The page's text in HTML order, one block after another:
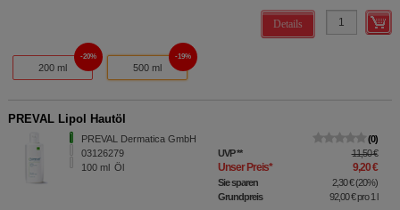
Details
200 ml
20%
500 ml
19%
PREVAL Lipol Hautöl
PREVAL Dermatica GmbH
03126279
100 ml Öl
0
UVP** 11,50 €
Unser Preis* 9,20 €
Sie sparen 2,30 €(20%)
Grundpreis
92,00 €pro 1 l